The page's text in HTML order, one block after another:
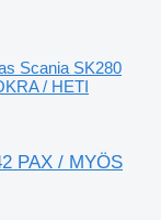
Scania SK280
/ HETI
PAX / MYÖS